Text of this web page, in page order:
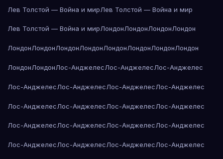
Лев Толстой — Война и мирЛев Толстой — Война и мир
Лев Толстой — Война и мирЛондонЛондонЛондонЛондон
ЛондонЛондонЛондонЛондонЛондонЛондонЛондонЛондон
ЛондонЛондонЛос-АнджелесЛос-АнджелесЛос-Анджелес
Лос-АнджелесЛос-АнджелесЛос-АнджелесЛос-Анджелес
Лос-АнджелесЛос-АнджелесЛос-АнджелесЛос-Анджелес
Лос-АнджелесЛос-АнджелесЛос-АнджелесЛос-Анджелес
Лос-АнджелесЛос-АнджелесЛос-АнджелесЛос-Анджелес